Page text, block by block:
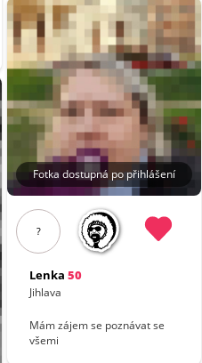
Fotka dostupná po přihlášení
?
Lenka 50
Jihlava
Mám zájem se poznávat se
všemi